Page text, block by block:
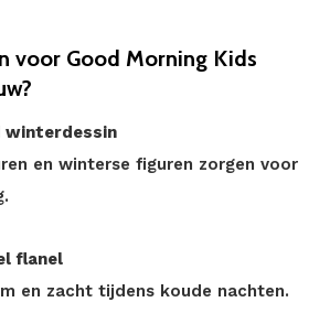
voor Good Morning Kids
winterdessin
en winterse figuren zorgen voor
flanel
en zacht tijdens koude nachten.